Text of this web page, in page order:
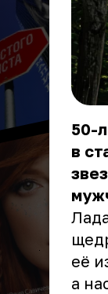
50-
в
её
а